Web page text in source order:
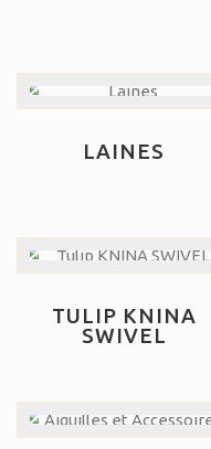
LAINES
TULIP KNINA
SWIVEL